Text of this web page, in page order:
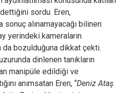
sordu. Eren,
sonuç alınamayacağı bilinen
yerindeki kameraların
bozulduğuna dikkat çekti.
dinlenen tanıkların
manipüle edildiği ve
anımsatan Eren, “Deniz Ataş